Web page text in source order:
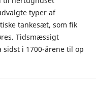
typer af
tankesæt, som fik
Tidsmæssigt
i 1700-årene til op